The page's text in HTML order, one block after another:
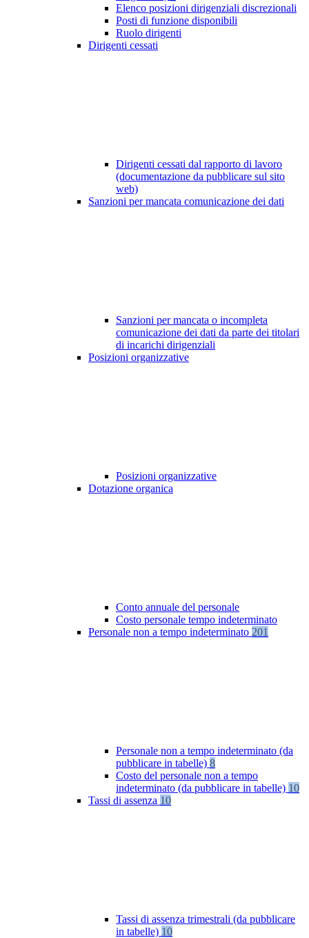
Elenco posizioni dirigenziali discrezionali
Posti di funzione disponibili
Ruolo dirigenti
Dirigenti cessati
Dirigenti cessati dal rapporto di lavoro
(documentazione da pubblicare sul sito
web)
Sanzioni per mancata comunicazione dei dati
Sanzioni per mancata o incompleta
comunicazione dei dati da parte dei titolari
di incarichi dirigenziali
Posizioni organizzative
Posizioni organizzative
Dotazione organica
Conto annuale del personale
Costo personale tempo indeterminato
Personale non a tempo indeterminato 201
Personale non a tempo indeterminato (da
pubblicare in tabelle) 8
Costo del personale non a tempo
indeterminato (da pubblicare in tabelle) 10
Tassi di assenza 10
Tassi di assenza trimestrali (da pubblicare
in tabelle) 10